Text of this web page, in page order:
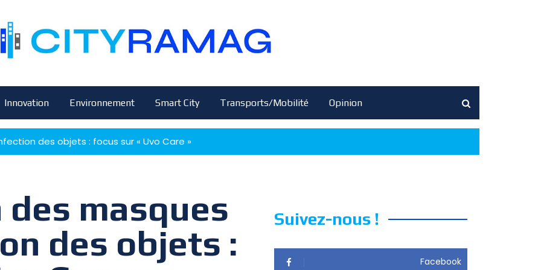
Innovation Environnement Smart City Transports/Mobilité Opinion
des objets : focus sur « Uvo Care »
masques
des objets :
Suivez-nous !
Facebook